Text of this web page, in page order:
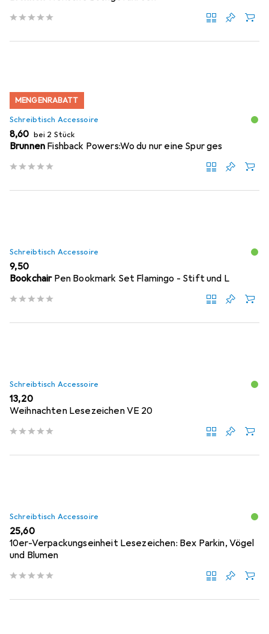
MENGENRABATT
Schreibtisch Accessoire
EUR
8,60 bei 2 Stück
Brunnen Fishback Powers:Wo du nur eine Spur ges
Schreibtisch Accessoire
EUR
9,50
Bookchair Pen Bookmark Set Flamingo - Stift und L
Schreibtisch Accessoire
EUR
13,20
Weihnachten Lesezeichen VE 20
Schreibtisch Accessoire
EUR
25,60
10er-Verpackungseinheit Lesezeichen: Bex Parkin, Vögel
und Blumen